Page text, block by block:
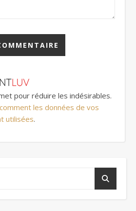
pour réduire les indésirables.
les données de vos
utilisées.